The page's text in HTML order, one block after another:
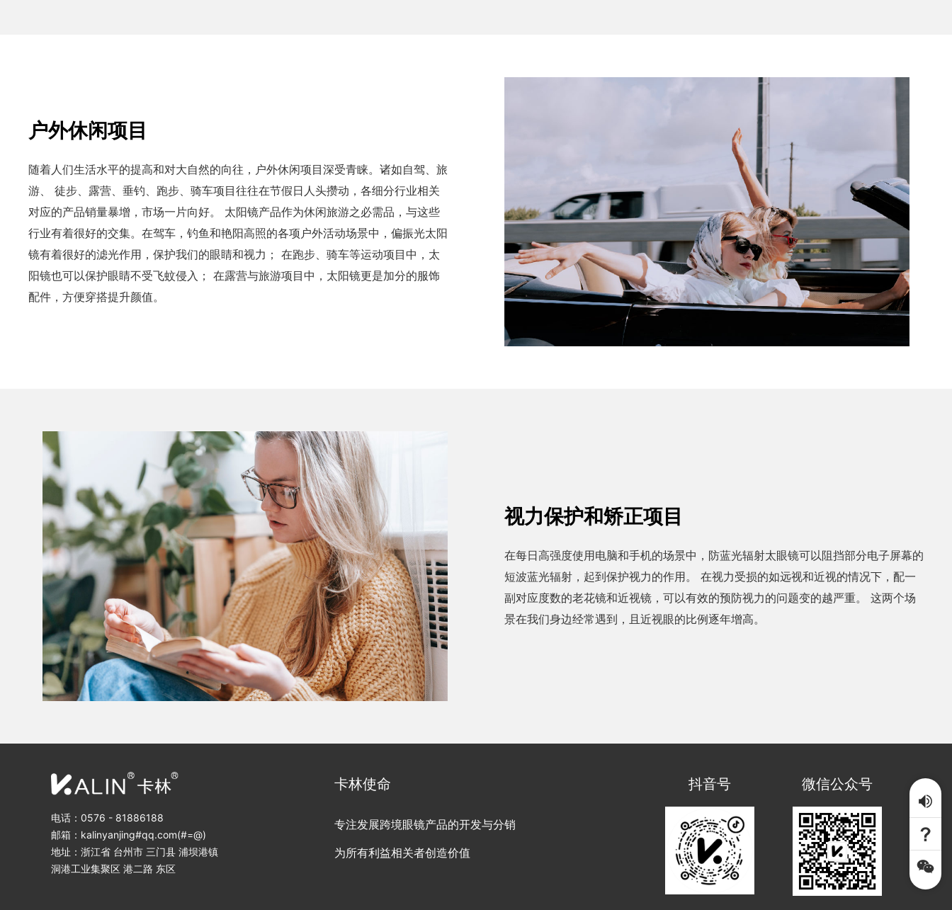
户外休闲项目
随着人们生活水平的提高和对大自然的向往，户外休闲项目深受青睐。诸如自驾、旅
游、 徒步、露营、垂钓、跑步、骑车项目往往在节假日人头攒动，各细分行业相关
对应的产品销量暴增，市场一片向好。 太阳镜产品作为休闲旅游之必需品，与这些
行业有着很好的交集。在驾车，钓鱼和艳阳高照的各项户外活动场景中，偏振光太阳
镜有着很好的滤光作用，保护我们的眼睛和视力； 在跑步、骑车等运动项目中，太
阳镜也可以保护眼睛不受飞蚊侵入； 在露营与旅游项目中，太阳镜更是加分的服饰
配件，方便穿搭提升颜值。
视力保护和矫正项目
在每日高强度使用电脑和手机的场景中，防蓝光辐射太眼镜可以阻挡部分电子屏幕的
短波蓝光辐射，起到保护视力的作用。 在视力受损的如远视和近视的情况下，配一
副对应度数的老花镜和近视镜，可以有效的预防视力的问题变的越严重。 这两个场
景在我们身边经常遇到，且近视眼的比例逐年增高。
电话：0576 - 81886188
邮箱：kalinyanjing#qq.com(#=@)
地址：浙江省 台州市 三门县 浦坝港镇
洞港工业集聚区 港二路 东区
卡林使命
专注发展跨境眼镜产品的开发与分销
为所有利益相关者创造价值
微信公众号
抖音号